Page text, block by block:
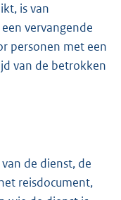
is van
vervangende
personen met een
van de betrokken
de dienst, de
reisdocument,